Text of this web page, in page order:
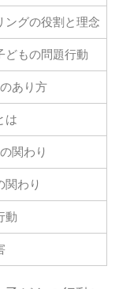
ングの役割と理念
どもの問題行動
あり方
は
関わり
関わり
動